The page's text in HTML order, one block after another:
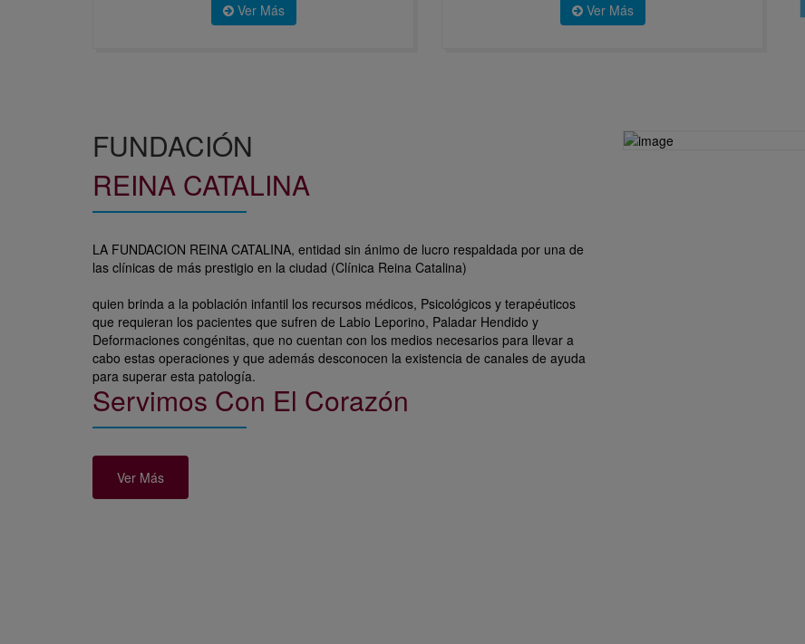
Ver Más Ver Más
FUNDACIÓN
REINA CATALINA
LA FUNDACION REINA CATALINA, entidad sin ánimo de lucro respaldada por una de
las clínicas de más prestigio en la ciudad (Clínica Reina Catalina)
quien brinda a la población infantil los recursos médicos, Psicológicos y terapéuticos
que requieran los pacientes que sufren de Labio Leporino, Paladar Hendido y
Deformaciones congénitas, que no cuentan con los medios necesarios para llevar a
cabo estas operaciones y que además desconocen la existencia de canales de ayuda
para superar esta patología.
Servimos Con El Corazón
Ver Más